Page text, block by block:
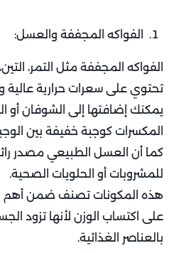
الفواكه المجففة والعسل:
الفواكه المجففة مثل التمر،
تحتوي على سعرات حرارية
يمكنك إضافتها إلى الشوفان أو
المكسرات كوجبة خفيفة بين
كما أن العسل الطبيعي مصدر
للمشروبات أو الحلويات الصحية.
هذه المكونات تصنف ضمن أهم
على اكتساب الوزن لأنها تزود
بالعناصر الغذائية.